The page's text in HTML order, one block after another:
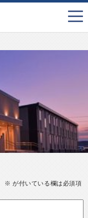
※ が付いている欄は必須項